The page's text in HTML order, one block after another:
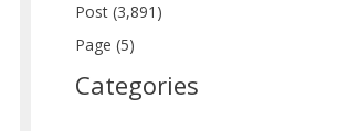
Post (3,891)
Page (5)
Categories